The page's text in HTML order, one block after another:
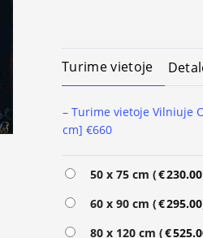
Turime vietoje
– Turime vietoje Vilniuje
cm] €660
50 x 75 cm (€230.00
60 x 90 cm (€295.00
80 x 120 cm (€
Alternative: